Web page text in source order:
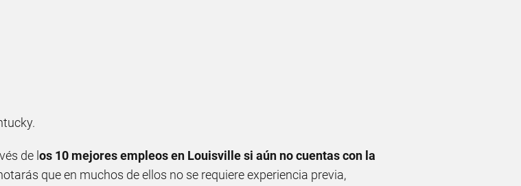
de l os 10 mejores empleos en Louisville si aún no cuentas con la
que en muchos de ellos no se requiere experiencia previa,